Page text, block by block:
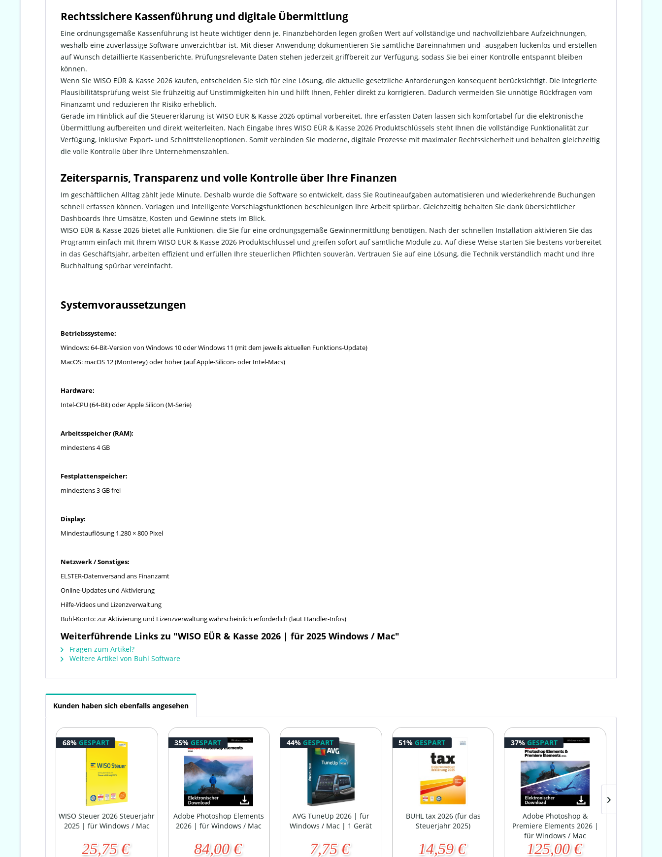
Rechtssichere Kassenführung und digitale Übermittlung
Eine ordnungsgemäße Kassenführung ist heute wichtiger denn je. Finanzbehörden legen großen Wert auf vollständige und nachvollziehbare Aufzeichnungen,
weshalb eine zuverlässige Software unverzichtbar ist. Mit dieser Anwendung dokumentieren Sie sämtliche Bareinnahmen und -ausgaben lückenlos und erstellen
auf Wunsch detaillierte Kassenberichte. Prüfungsrelevante Daten stehen jederzeit griffbereit zur Verfügung, sodass Sie bei einer Kontrolle entspannt bleiben
können.
Wenn Sie WISO EÜR & Kasse 2026 kaufen, entscheiden Sie sich für eine Lösung, die aktuelle gesetzliche Anforderungen konsequent berücksichtigt. Die integrierte
Plausibilitätsprüfung weist Sie frühzeitig auf Unstimmigkeiten hin und hilft Ihnen, Fehler direkt zu korrigieren. Dadurch vermeiden Sie unnötige Rückfragen vom
Finanzamt und reduzieren Ihr Risiko erheblich.
Gerade im Hinblick auf die Steuererklärung ist WISO EÜR & Kasse 2026 optimal vorbereitet. Ihre erfassten Daten lassen sich komfortabel für die elektronische
Übermittlung aufbereiten und direkt weiterleiten. Nach Eingabe Ihres WISO EÜR & Kasse 2026 Produktschlüssels steht Ihnen die vollständige Funktionalität zur
Verfügung, inklusive Export- und Schnittstellenoptionen. Somit verbinden Sie moderne, digitale Prozesse mit maximaler Rechtssicherheit und behalten gleichzeitig
die volle Kontrolle über Ihre Unternehmenszahlen.
Zeitersparnis, Transparenz und volle Kontrolle über Ihre Finanzen
Im geschäftlichen Alltag zählt jede Minute. Deshalb wurde die Software so entwickelt, dass Sie Routineaufgaben automatisieren und wiederkehrende Buchungen
schnell erfassen können. Vorlagen und intelligente Vorschlagsfunktionen beschleunigen Ihre Arbeit spürbar. Gleichzeitig behalten Sie dank übersichtlicher
Dashboards Ihre Umsätze, Kosten und Gewinne stets im Blick.
WISO EÜR & Kasse 2026 bietet alle Funktionen, die Sie für eine ordnungsgemäße Gewinnermittlung benötigen. Nach der schnellen Installation aktivieren Sie das
Programm einfach mit Ihrem WISO EÜR & Kasse 2026 Produktschlüssel und greifen sofort auf sämtliche Module zu. Auf diese Weise starten Sie bestens vorbereitet
in das Geschäftsjahr, arbeiten effizient und erfüllen Ihre steuerlichen Pflichten souverän. Vertrauen Sie auf eine Lösung, die Technik verständlich macht und Ihre
Buchhaltung spürbar vereinfacht.
Systemvoraussetzungen
Betriebssysteme:
Windows: 64-Bit-Version von Windows 10 oder Windows 11 (mit dem jeweils aktuellen Funktions-Update)
MacOS: macOS 12 (Monterey) oder höher (auf Apple-Silicon- oder Intel-Macs)
Hardware:
Intel-CPU (64-Bit) oder Apple Silicon (M-Serie)
Arbeitsspeicher (RAM):
mindestens 4 GB
Festplattenspeicher:
mindestens 3 GB frei
Display:
Mindestauflösung 1.280 × 800 Pixel
Netzwerk / Sonstiges:
ELSTER-Datenversand ans Finanzamt
Online-Updates und Aktivierung
Hilfe-Videos und Lizenzverwaltung
Buhl-Konto: zur Aktivierung und Lizenzverwaltung wahrscheinlich erforderlich (laut Händler-Infos)
Weiterführende Links zu "WISO EÜR & Kasse 2026 | für 2025 Windows / Mac"
Fragen zum Artikel?
Weitere Artikel von Buhl Software
Kunden haben sich ebenfalls angesehen
68% GESPART
WISO Steuer 2026 Steuerjahr
2025 | für Windows / Mac
25,75 €
35% GESPART
Adobe Photoshop Elements
2026 | für Windows / Mac
84,00 €
44% GESPART
AVG TuneUp 2026 | für
Windows / Mac | 1 Gerät
7,75 €
51% GESPART
BUHL tax 2026 (für das
Steuerjahr 2025)
14,59 €
37% GESPART
Adobe Photoshop &
Premiere Elements 2026 |
für Windows / Mac
125,00 €